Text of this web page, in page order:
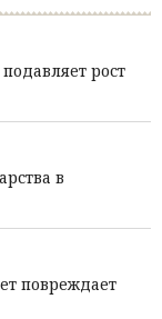
рост
в
повреждает